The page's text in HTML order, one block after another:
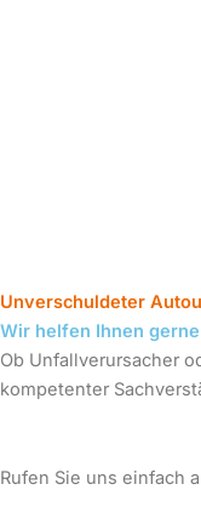
Unverschuldeter
Wir helfen Ihnen
Ob Unfallverursacher
kompetenter
Rufen Sie uns einfach